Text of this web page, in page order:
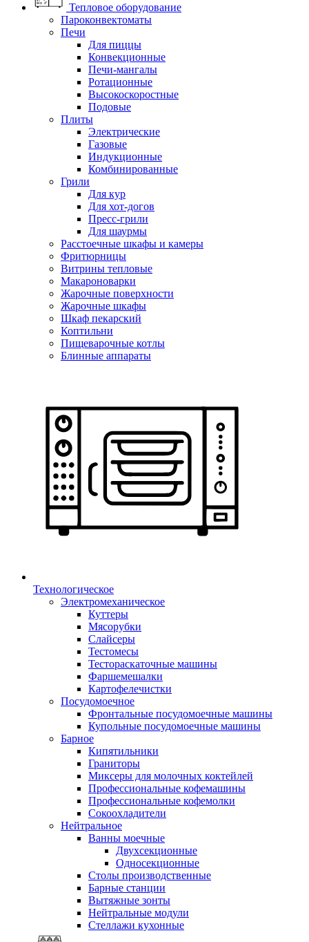
Тепловое оборудование
Пароконвектоматы
Печи
Для пиццы
Конвекционные
Печи-мангалы
Ротационные
Высокоскоростные
Подовые
Плиты
Электрические
Газовые
Индукционные
Комбинированные
Грили
Для кур
Для хот-догов
Пресс-грили
Для шаурмы
Расстоечные шкафы и камеры
Фритюрницы
Витрины тепловые
Макароноварки
Жарочные поверхности
Жарочные шкафы
Шкаф пекарский
Коптильни
Пищеварочные котлы
Блинные аппараты
Технологическое
Электромеханическое
Куттеры
Мясорубки
Слайсеры
Тестомесы
Тестораскаточные машины
Фаршемешалки
Картофелечистки
Посудомоечное
Фронтальные посудомоечные машины
Купольные посудомоечные машины
Барное
Кипятильники
Граниторы
Миксеры для молочных коктейлей
Профессиональные кофемашины
Профессиональные кофемолки
Сокоохладители
Нейтральное
Ванны моечные
Двухсекционные
Односекционные
Столы производственные
Барные станции
Вытяжные зонты
Нейтральные модули
Стеллажи кухонные